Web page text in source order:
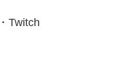
Twitch